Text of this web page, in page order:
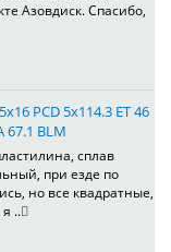
Азовдиск. Спасибо,
PCD 5x114.3 ET 46
67.1 BLM
сплав
при езде по
но все квадратные,
..